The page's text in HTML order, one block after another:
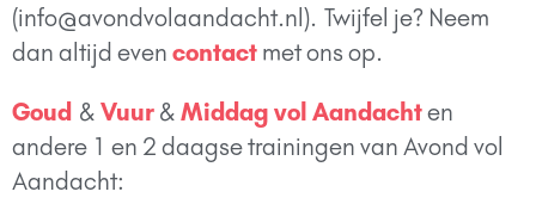
(info@avondvolaandacht.nl). Twijfel je? Neem
dan altijd even contact met ons op.
Goud & Vuur & Middag vol Aandachten
andere 1 en 2 daagse trainingen van Avond vol
Aandacht: